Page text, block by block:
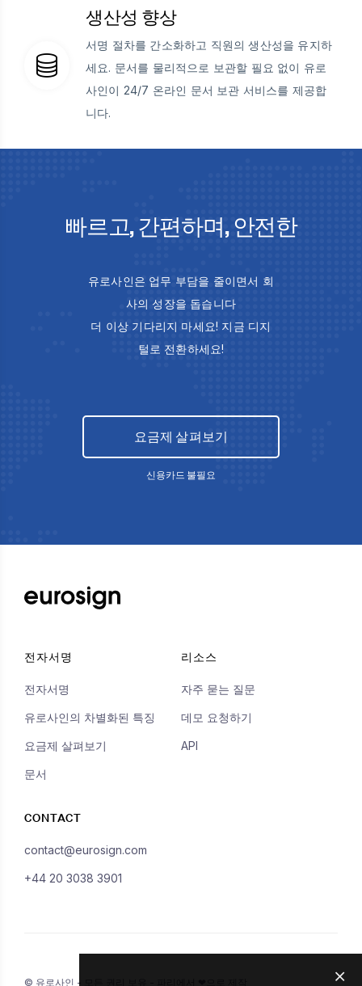
생산성 향상
서명 절차를 간소화하고 직원의 생산성을 유지하
세요. 문서를 물리적으로 보관할 필요 없이 유로
사인이 24/7 온라인 문서 보관 서비스를 제공합
니다.
빠르고, 간편하며, 안전한
유로사인은 업무 부담을 줄이면서 회
사의 성장을 돕습니다
더 이상 기다리지 마세요! 지금 디지
털로 전환하세요!
요금제 살펴보기
신용카드 불필요
전자서명
전자서명
유로사인의 차별화된 특징
요금제 살펴보기
문서
리소스
자주 묻는 질문
데모 요청하기
API
CONTACT
contact@eurosign.com
+44 20 3038 3901
© 유로사인 - 모든 권리 보유 - 파리에서 ❤으로 제작